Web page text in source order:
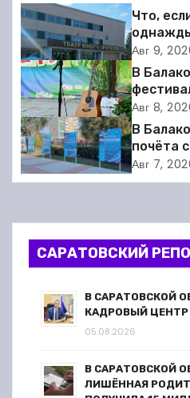
г
а
ц
и
я
п
о
Что,
премьеру
Авг 9,
В
Авг 8,
В
почёта
Авг 7,
САРАТОВСКИЙ
В САРАТОВСКОЙ
КАДРОВЫЙ ЦЕНТР
05.08.2026
В САРАТОВСКОЙ
ЛИШЁННАЯ